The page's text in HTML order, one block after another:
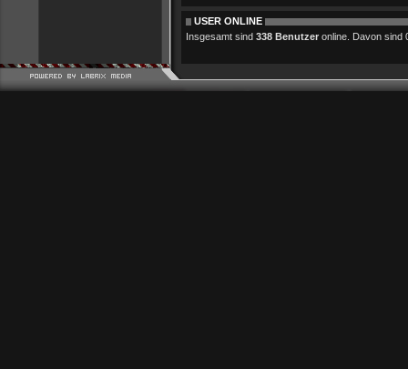
USER ONLINE
Insgesamt sind 338 Benutzer online. Davon sind